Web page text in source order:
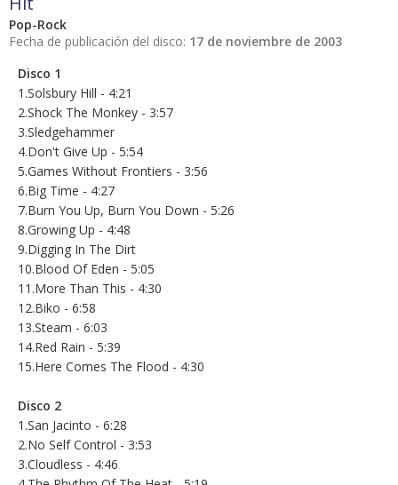
Pop-Rock
Fecha de publicación del disco: 17 de noviembre de 2003
Disco 1
1.Solsbury Hill - 4:21
2.Shock The Monkey - 3:57
3.Sledgehammer
4.Don't Give Up - 5:54
5.Games Without Frontiers - 3:56
6.Big Time - 4:27
7.Burn You Up, Burn You Down - 5:26
8.Growing Up - 4:48
9.Digging In The Dirt
10.Blood Of Eden - 5:05
11.More Than This - 4:30
12.Biko - 6:58
13.Steam - 6:03
14.Red Rain - 5:39
15.Here Comes The Flood - 4:30
Disco 2
1.San Jacinto - 6:28
2.No Self Control - 3:53
3.Cloudless - 4:46